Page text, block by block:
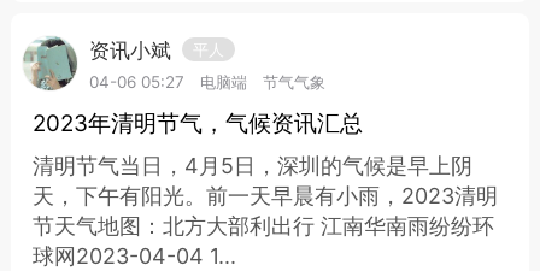
如何购买【理肺清瘟膏】
【养正护络膏】？
小海（HAi）
容平，顺时收
时精气
资讯小斌
平人
04-06 05:27
电脑端 节气气象
2023年清明节气，气候资讯汇总
清明节气当日，4月5日，深圳的气候是早上阴
天，下午有阳光。前一天早晨有小雨，2023清明
节天气地图：北方大部利出行 江南华南雨纷纷环
球网2023-04-04 1...